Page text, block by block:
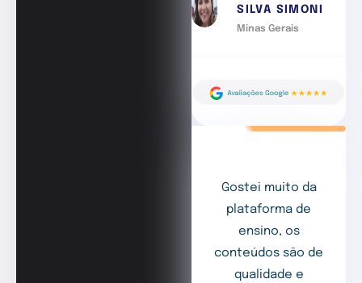
SILVA SIMONI
Minas Gerais
Gostei muito da
plataforma de
ensino, os
conteúdos são de
qualidade e